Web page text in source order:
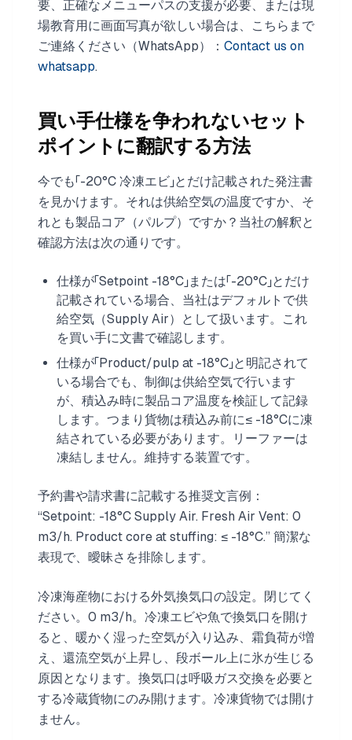
要、正確なメニューパスの支援が必要、または現
場教育用に画面写真が欲しい場合は、こちらまで
ご連絡ください（WhatsApp）： Contact us on
whatsapp.
買い手仕様を争われないセット
ポイントに翻訳する方法
今でも「-20°C 冷凍エビ」とだけ記載された発注書
を見かけます。それは供給空気の温度ですか、そ
れとも製品コア（パルプ）ですか？当社の解釈と
確認方法は次の通りです。
仕様が「Setpoint -18°C」または「-20°C」とだけ
記載されている場合、当社はデフォルトで供
給空気（Supply Air）として扱います。これ
を買い手に文書で確認します。
仕様が「Product/pulp at -18°C」と明記されて
いる場合でも、制御は供給空気で行います
が、積込み時に製品コア温度を検証して記録
します。つまり貨物は積込み前に≤ -18°Cに凍
結されている必要があります。リーファーは
凍結しません。維持する装置です。
予約書や請求書に記載する推奨文言例：
“Setpoint: -18°C Supply Air. Fresh Air Vent: 0
m3/h. Product core at stuffing: ≤ -18°C.” 簡潔な
表現で、曖昧さを排除します。
冷凍海産物における外気換気口の設定。閉じてく
ださい。0 m3/h。冷凍エビや魚で換気口を開け
ると、暖かく湿った空気が入り込み、霜負荷が増
え、還流空気が上昇し、段ボール上に氷が生じる
原因となります。換気口は呼吸ガス交換を必要と
する冷蔵貨物にのみ開けます。冷凍貨物では開け
ません。